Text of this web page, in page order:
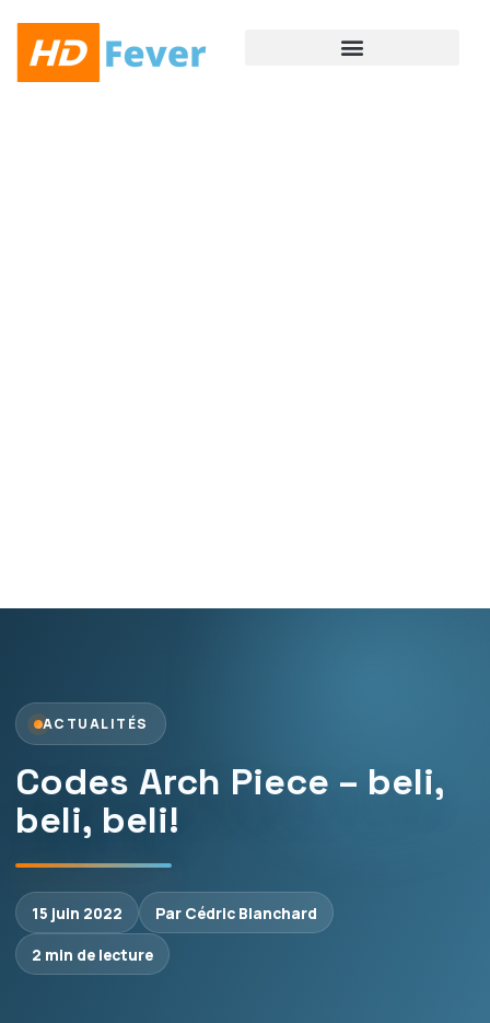
ACTUALITÉS
Codes Arch Piece – beli,
beli, beli!
15 juin 2022
Par Cédric Blanchard
2 min de lecture